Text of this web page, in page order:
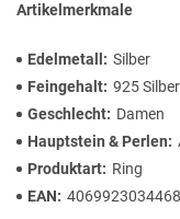
Artikelmerkmale
Edelmetall
Silber
Feingehalt 925 Silber
Geschlecht
Damen
Hauptstein & Perlen
Produktart
Ring
EAN
4069923034468